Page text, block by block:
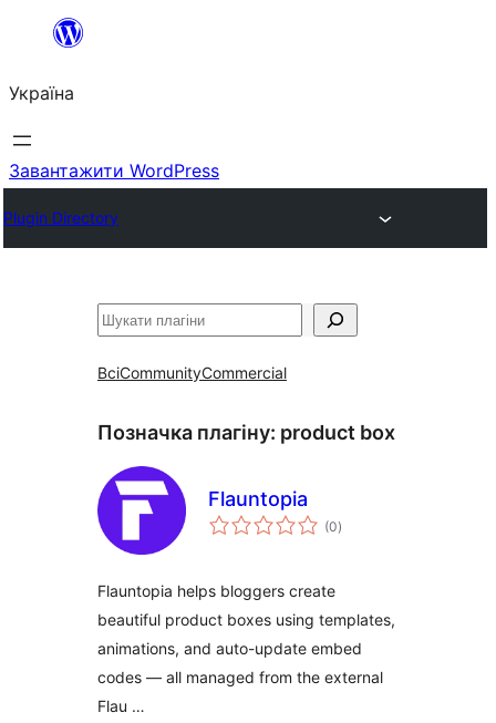
Перейти
вмісту
Україна
Завантажити WordPress
Plugin Directory
Пошук
ВсіCommunityCommercial
Позначка плагіну: product box
Flauntopia
(0загальний
рейтинг
)
Flauntopia helps bloggers create
beautiful product boxes using templates,
animations, and auto-update embed
codes — all managed from the external
Flau …